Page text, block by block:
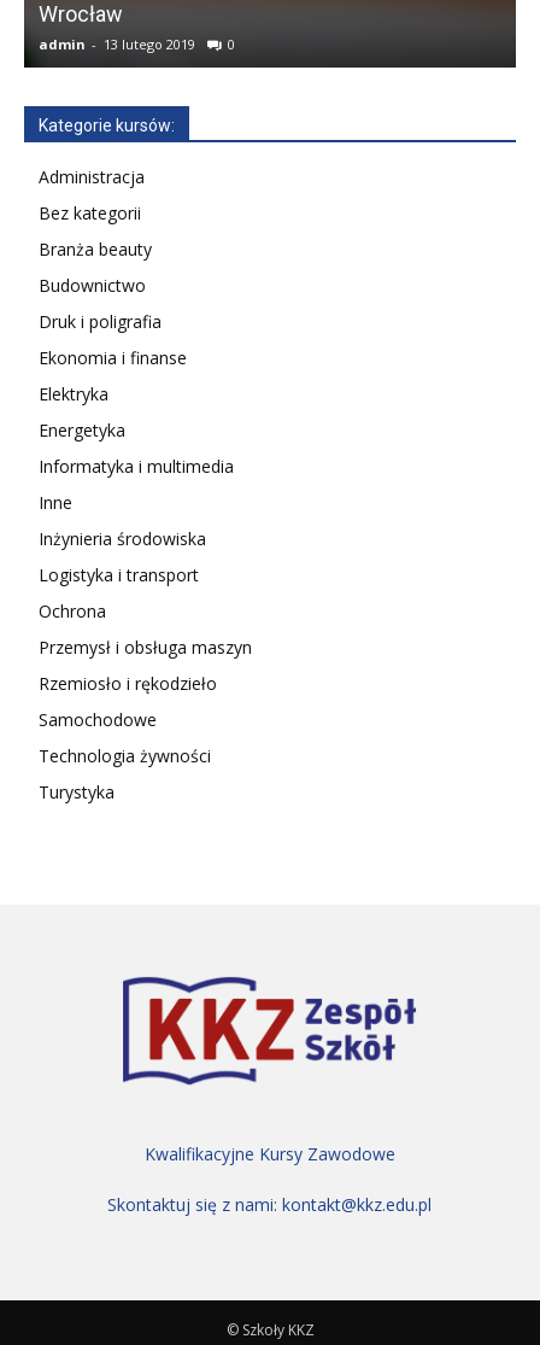
Wrocław
admin - 13 lutego 2019 0
Kategorie kursów:
Administracja
Bez kategorii
Branża beauty
Budownictwo
Druk i poligrafia
Ekonomia i finanse
Elektryka
Energetyka
Informatyka i multimedia
Inne
Inżynieria środowiska
Logistyka i transport
Ochrona
Przemysł i obsługa maszyn
Rzemiosło i rękodzieło
Samochodowe
Technologia żywności
Turystyka
Kwalifikacyjne Kursy Zawodowe
Skontaktuj się z nami:kontakt@kkz.edu.pl
© Szkoły KKZ